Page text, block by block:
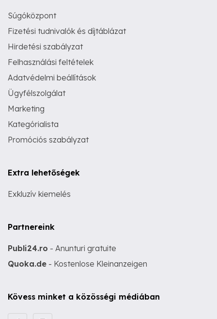
Súgóközpont
Fizetési tudnivalók és díjtáblázat
Hirdetési szabályzat
Felhasználási feltételek
Adatvédelmi beállítások
Ügyfélszolgálat
Marketing
Kategórialista
Promóciós szabályzat
Extra lehetőségek
Exkluzív kiemelés
Partnereink
Publi24.ro - Anunturi gratuite
Quoka.de - Kostenlose Kleinanzeigen
Kövess minket a közösségi médiában